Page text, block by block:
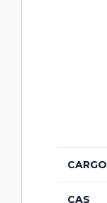
CARGO
CAS